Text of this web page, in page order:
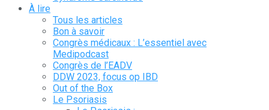
À lire
Tous les articles
Bon à savoir
Congrès médicaux : L’essentiel avec
Medipodcast
Congrès de l’EADV
DDW 2023, focus op IBD
Out of the Box
Le Psoriasis